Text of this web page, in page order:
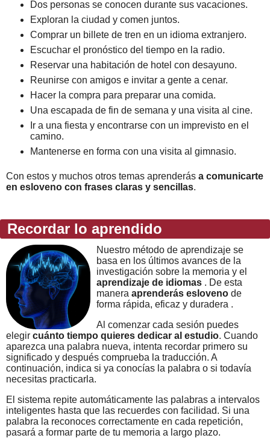
Dos personas se conocen durante sus vacaciones.
Exploran la ciudad y comen juntos.
Comprar un billete de tren en un idioma extranjero.
Escuchar el pronóstico del tiempo en la radio.
Reservar una habitación de hotel con desayuno.
Reunirse con amigos e invitar a gente a cenar.
Hacer la compra para preparar una comida.
Una escapada de fin de semana y una visita al cine.
Ir a una fiesta y encontrarse con un imprevisto en el
camino.
Mantenerse en forma con una visita al gimnasio.
Con estos y muchos otros temas aprenderás a comunicarte
en esloveno con frases claras y sencillas.
Recordar lo aprendido
Nuestro método de aprendizaje se
basa en los últimos avances de la
investigación sobre la memoria y el
aprendizaje de idiomas . De esta
manera aprenderás esloveno de
forma rápida, eficaz y duradera .
Al comenzar cada sesión puedes
elegir cuánto tiempo quieres dedicar al estudio. Cuando
aparezca una palabra nueva, intenta recordar primero su
significado y después comprueba la traducción. A
continuación, indica si ya conocías la palabra o si todavía
necesitas practicarla.
El sistema repite automáticamente las palabras a intervalos
inteligentes hasta que las recuerdes con facilidad. Si una
palabra la reconoces correctamente en cada repetición,
pasará a formar parte de tu memoria a largo plazo.